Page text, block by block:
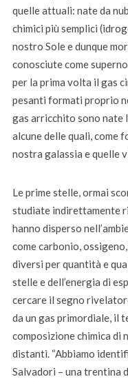
quelle attuali: nate da
chimici più semplici
nostro Sole e dunque
conosciute come
per la prima volta il gas
pesanti formati proprio
gas arricchito sono nate
alcune delle quali, come
nostra galassia e quelle
Le prime stelle, ormai
studiate indirettamente
hanno disperso
come carbonio,
diversi per quantità e
stelle e dell’energia di
cercare il segno
da un gas primordiale, il
composizione chimica di
distanti. “Abbiamo
Salvadori – una trentina